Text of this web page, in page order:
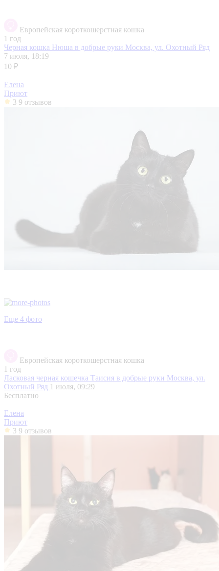
Европейская короткошерстная кошка
1 год
Черная кошка Нюша в добрые руки Москва, ул. Охотный Ряд
7 июля, 18:19
10 ₽
Елена
Приют
3 9 отзывов
Еще 4 фото
Европейская короткошерстная кошка
1 год
Ласковая черная кошечка Таисия в добрые руки Москва, ул.
Охотный Ряд 1 июля, 09:29
Бесплатно
Елена
Приют
3 9 отзывов